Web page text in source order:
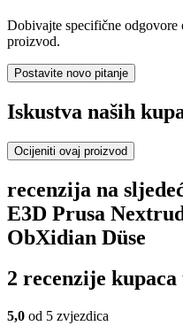
Dobivajte specifične
proizvod.
Postavite novo pitanje
Iskustva naših
Ocijeniti ovaj proizvod
recenzija na
E3D Prusa
ObXidian Düse
2 recenzije
5,0 od 5 zvjezdica